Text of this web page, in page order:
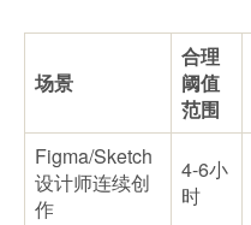
场景
合理
阈值
范围
Figma/Sketch
设计师连续创
作
4-6小
时